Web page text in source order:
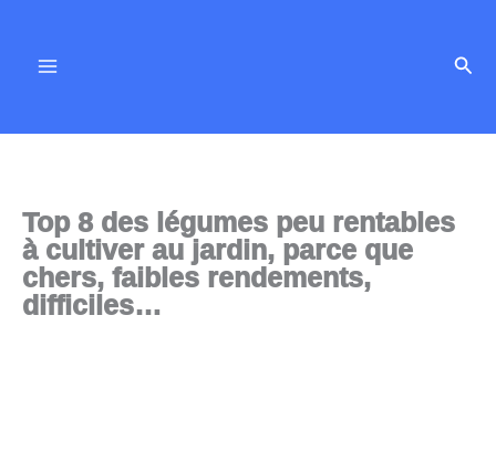
contenu
Top 8 des légumes peu rentables
à cultiver au jardin, parce que
chers, faibles rendements,
difficiles…